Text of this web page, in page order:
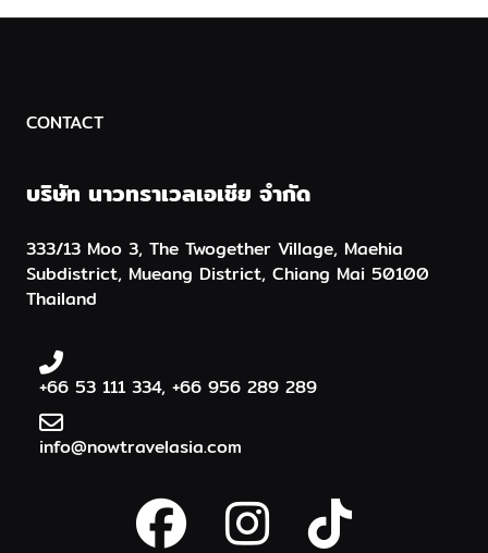
CONTACT
บริษัท นาวทราเวลเอเชีย จำกัด
333/13 Moo 3, The Twogether Village, Maehia
Subdistrict, Mueang District, Chiang Mai 50100
Thailand
+66 53 111 334, +66 956 289 289
info@nowtravelasia.com